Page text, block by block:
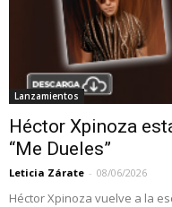
Lanzamientos
Héctor Xpinoza
“Me Dueles”
Leticia Zárate - 08/06/2026
Héctor Xpinoza vuelve a la